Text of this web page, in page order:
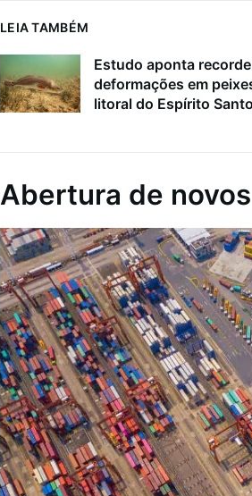
LEIA TAMBÉM
Estudo aponta
deformações em
litoral do Espírito Santo
Abertura de